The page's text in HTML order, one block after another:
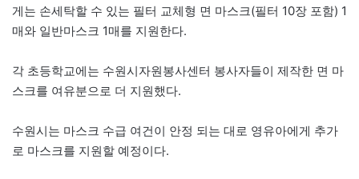
게는 손세탁할 수 있는 필터 교체형 면 마스크(필터 10장 포함) 1
매와 일반마스크 1매를 지원한다.
각 초등학교에는 수원시자원봉사센터 봉사자들이 제작한 면 마
스크를 여유분으로 더 지원했다.
수원시는 마스크 수급 여건이 안정 되는 대로 영유아에게 추가
로 마스크를 지원할 예정이다.